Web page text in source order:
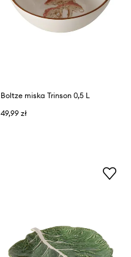
Boltze miska Trinson 0,5 L
49,99 zł